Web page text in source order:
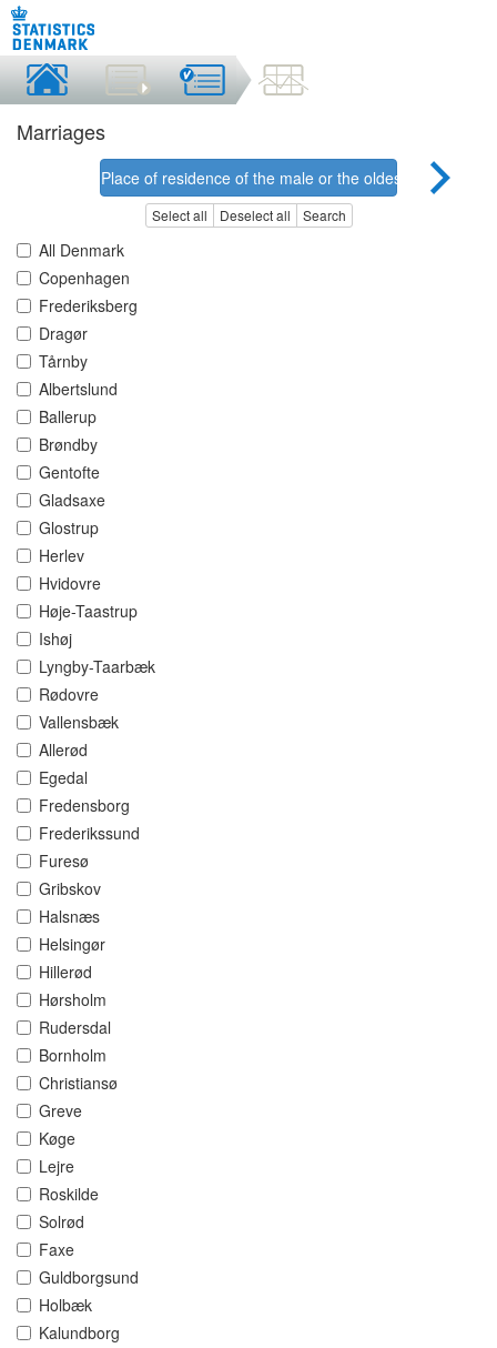
Marriages
Place of residence of the male or the oldest person
Select all Deselect all Search
All Denmark
Copenhagen
Frederiksberg
Dragør
Tårnby
Albertslund
Ballerup
Brøndby
Gentofte
Gladsaxe
Glostrup
Herlev
Hvidovre
Høje-Taastrup
Ishøj
Lyngby-Taarbæk
Rødovre
Vallensbæk
Allerød
Egedal
Fredensborg
Frederikssund
Furesø
Gribskov
Halsnæs
Helsingør
Hillerød
Hørsholm
Rudersdal
Bornholm
Christiansø
Greve
Køge
Lejre
Roskilde
Solrød
Faxe
Guldborgsund
Holbæk
Kalundborg